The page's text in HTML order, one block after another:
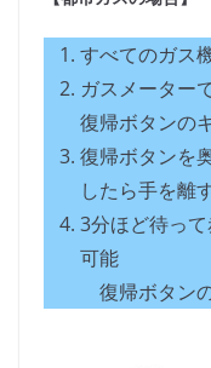
すべてのガス
ガスメーター
復帰ボタンの
復帰ボタンを
したら手を離
3分ほど待っ
可能
復帰ボタン